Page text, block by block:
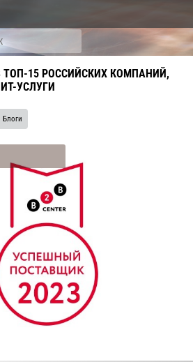
ТОП-15 РОССИЙСКИХ КОМПАНИЙ,
УСЛУГИ
Блоги